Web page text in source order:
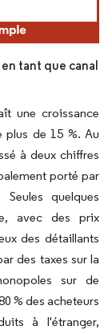
tant que canal
une croissance
de 15 %. Au
à deux chiffres
porté par
quelques
avec des prix
des détaillants
des taxes sur la
sur de
% des acheteurs
à l'étranger,